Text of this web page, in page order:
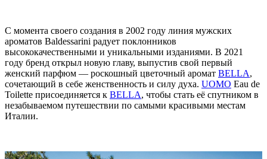
С момента своего создания в 2002 году линия мужских
ароматов Baldessarini радует поклонников
высококачественными и уникальными изданиями. В 2021
году бренд открыл новую главу, выпустив свой первый
женский парфюм — роскошный цветочный аромат BELLA,
сочетающий в себе женственность и силу духа. UOMO Eau de
Toilette присоединяется к BELLA, чтобы стать её спутником в
незабываемом путешествии по самыми красивыми местам
Италии.